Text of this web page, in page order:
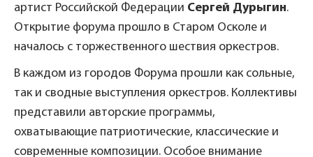
артист Российской Федерации Сергей Дурыгин.
Открытие форума прошло в Старом Осколе и
началось с торжественного шествия оркестров.
В каждом из городов Форума прошли как сольные,
так и сводные выступления оркестров. Коллективы
представили авторские программы,
охватывающие патриотические, классические и
современные композиции. Особое внимание